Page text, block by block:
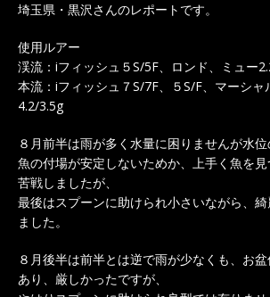
埼玉県・黒沢さんのレポートです。
使用ルアー
渓流：iフィッシュ５S/5F、ロンド、ミュー
本流：iフィッシュ７S/7F、５S/F、マーシャ
4.2/3.5g
８月前半は雨が多く水量に困りませんが水位
魚の付場が安定しないためか、上手く魚を
苦戦しましたが、
最後はスプーンに助けられ小さいながら、
ました。
８月後半は前半とは逆で雨が少なくも、お
あり、厳しかったですが、